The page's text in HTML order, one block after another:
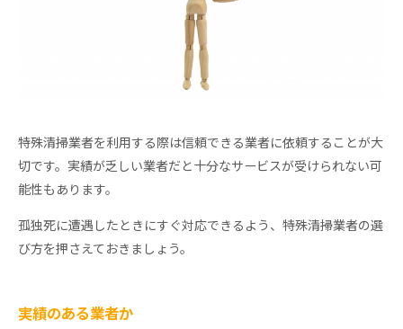
特殊清掃業者を利用する際は信頼できる業者に依頼することが大
切です。実績が乏しい業者だと十分なサービスが受けられない可
能性もあります。
孤独死に遭遇したときにすぐ対応できるよう、特殊清掃業者の選
び方を押さえておきましょう。
実績のある業者か